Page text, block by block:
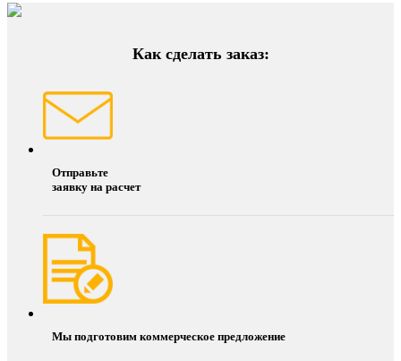
Как сделать заказ:
Отправьте
заявку на расчет
Мы подготовим коммерческое предложение